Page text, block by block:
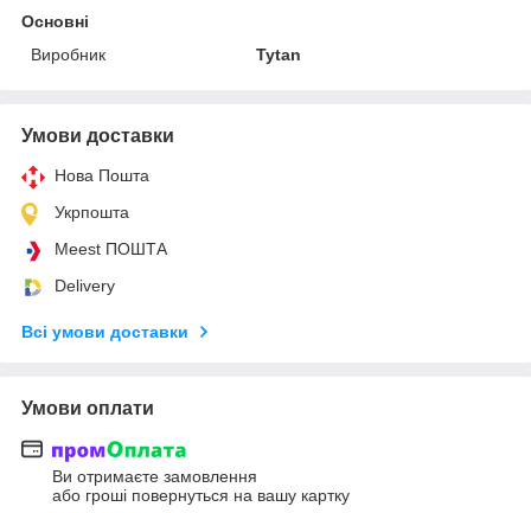
Основні
Виробник
Tytan
Умови доставки
Нова Пошта
Укрпошта
Meest ПОШТА
Delivery
Всі умови доставки
Умови оплати
Ви отримаєте замовлення
або гроші повернуться на вашу картку